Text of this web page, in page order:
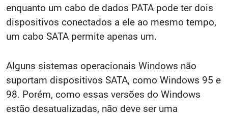
enquanto um cabo de dados PATA pode ter dois
dispositivos conectados a ele ao mesmo tempo,
um cabo SATA permite apenas um.
Alguns sistemas operacionais Windows não
suportam dispositivos SATA, como Windows 95 e
98. Porém, como essas versões do Windows
estão desatualizadas, não deve ser uma